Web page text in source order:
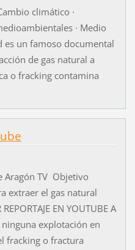
climático ·
· Medio
un famoso documental
de gas natural a
o fracking contamina
Aragón TV Objetivo
extraer el gas natural
EN YOUTUBE A
explotación en
fracking o fractura